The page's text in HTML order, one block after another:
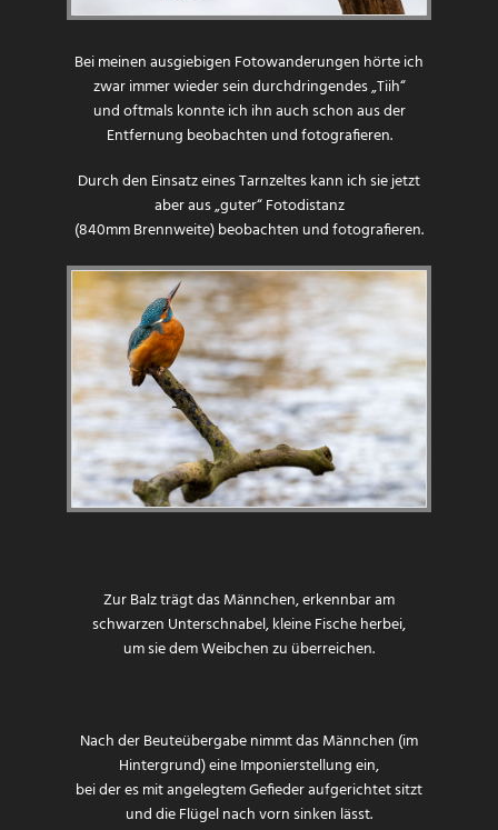
Bei meinen ausgiebigen Fotowanderungen hörte ich
zwar immer wieder sein durchdringendes „Tiih“
und oftmals konnte ich ihn auch schon aus der
Entfernung beobachten und fotografieren.
Durch den Einsatz eines Tarnzeltes kann ich sie jetzt
aber aus „guter“ Fotodistanz
(840mm Brennweite) beobachten und fotografieren.
Zur Balz trägt das Männchen, erkennbar am
schwarzen Unterschnabel, kleine Fische herbei,
um sie dem Weibchen zu überreichen.
Nach der Beuteübergabe nimmt das Männchen (im
Hintergrund) eine Imponierstellung ein,
bei der es mit angelegtem Gefieder aufgerichtet sitzt
und die Flügel nach vorn sinken lässt.